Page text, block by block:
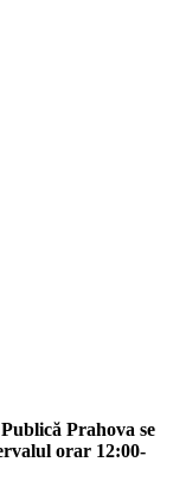
Prahova se
orar 12:00-